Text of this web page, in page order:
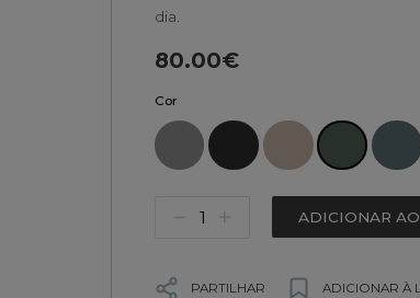
dia.
80.00€
Cor
ADICIONAR
PARTILHAR ADICIONAR À